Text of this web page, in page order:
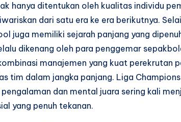
hanya ditentukan oleh kualitas individu
dari satu era ke era berikutnya.
juga memiliki sejarah panjang yang
dikenang oleh para penggemar
manajemen yang kuat perekrutan
tim dalam jangka panjang. Liga
dan mental juara sering kali
yang penuh tekanan.